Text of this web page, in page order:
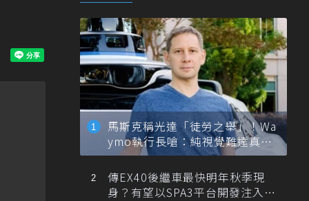
馬斯克稱光達「徒勞之舉」！Wa
ymo執行長嗆：純視覺難達真正
自動駕駛
傳EX40後繼車最快明年秋季現
身？有望以SPA3平台開發注入80